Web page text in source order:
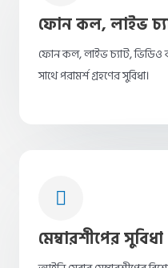
ফোন কল, লাইভ
ফোন কল, লাইভ চ্যাট, ভিডিও
সাথে পরামর্শ গ্রহণের সুবিধা।
মেম্বারশীপের সুবিধা